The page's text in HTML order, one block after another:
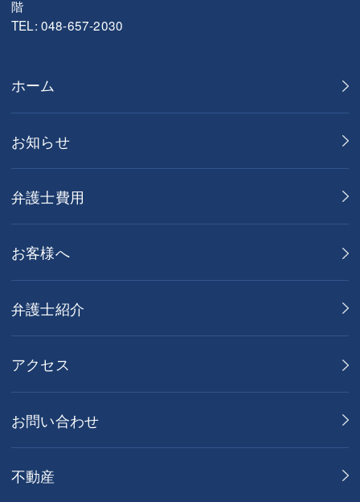
階
TEL: 048-657-2030
ホーム
お知らせ
弁護士費用
お客様へ
弁護士紹介
アクセス
お問い合わせ
不動産